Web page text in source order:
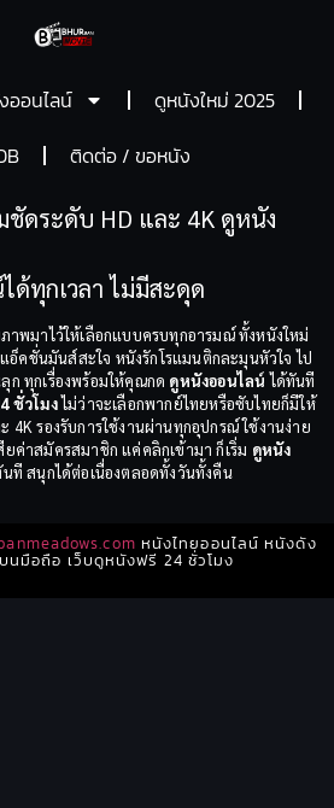
ออนไลน์
ดูหนังใหม่ 2025
ติดต่อ / ขอหนัง
ดระดับ HD และ 4K ดูหนัง
ด้ทุกเวลา ไม่มีสะดุด
าพมาไว้ให้เลือกแบบครบทุกอารมณ์ ทั้งหนังใหม่
คชั่นมันส์สะใจ หนังรักโรแมนติกละมุนหัวใจ ไป
ทุกเรื่องพร้อมให้คุณกด ดูหนังออนไลน์ ได้ทันที
ชั่วโมงไม่ว่าจะเลือกพากย์ไทยหรือซับไทยก็มีให้
4K รองรับการใช้งานผ่านทุกอุปกรณ์ ใช้งานง่าย
ยค่าสมัครสมาชิก แค่คลิกเข้ามา ก็เริ่ม ดูหนัง
ที สนุกได้ต่อเนื่องตลอดทั้งวันทั้งคืน
หนังไทยออนไลน์ หนังดัง
มือถือ เว็บดูหนังฟรี 24 ชั่วโมง